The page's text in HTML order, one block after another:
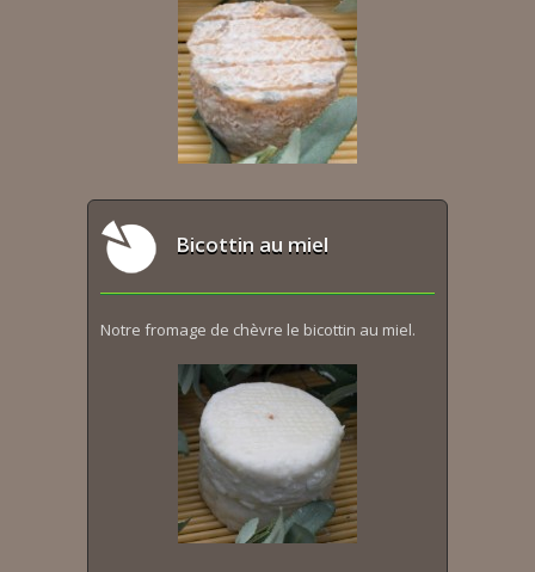
Bicottin au miel
Notre fromage de chèvre le bicottin au miel.